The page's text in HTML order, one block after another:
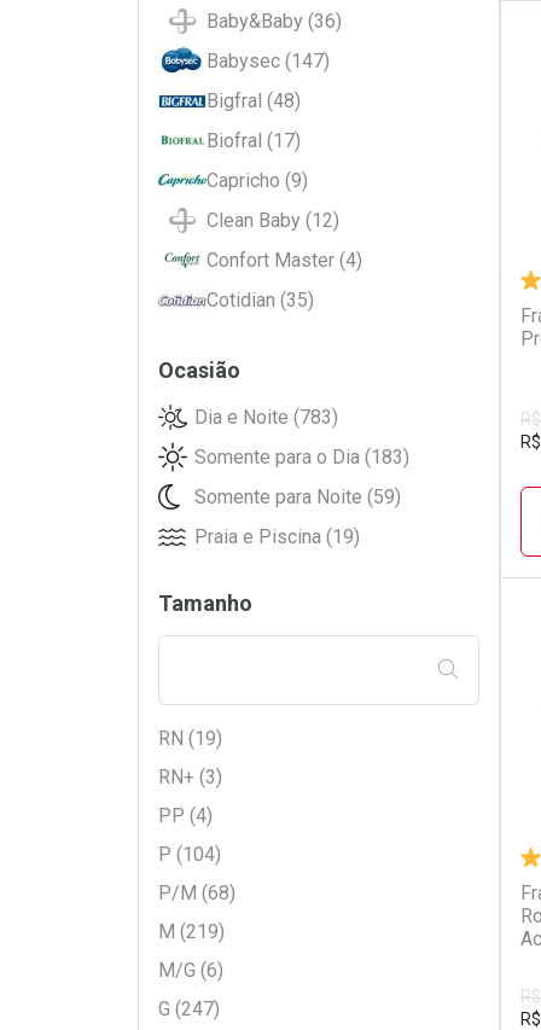
R$
R$
Baby&Baby (36)
Babysec (147)
Bigfral (48)
Biofral (17)
Capricho (9)
Clean Baby (12)
Confort Master (4)
Cotidian (35)
Dogs Care (4)
Dog's Care (24)
ESTRELINHA (5)
Ever Baby (38)
Ever Care (24)
Gaboni (3)
Huggies (275)
Incomfral (1)
Jumbinho (8)
Lifree (8)
Looney Tunes (8)
Looping (5)
MamyPoko (136)
Mardam (2)
Ocasião
Dia e Noite (783)
Somente para o Dia (183)
Somente para Noite (59)
Praia e Piscina (19)
Tamanho
FILTRAR
RN (19)
RN+ (3)
PP (4)
P (104)
P/M (68)
M (219)
M/G (6)
G (247)